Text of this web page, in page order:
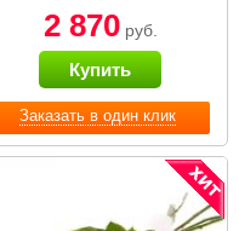
Заказать в один клик
2 870руб.
Купить